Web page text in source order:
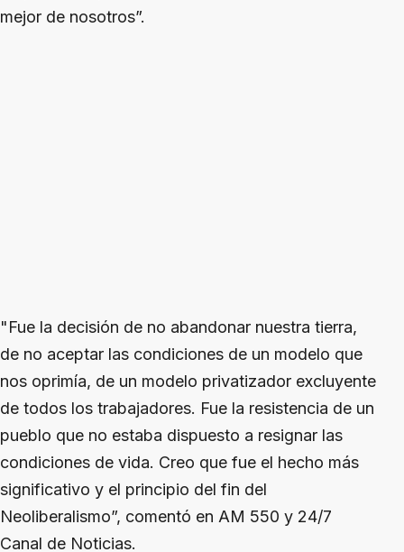
mejor de nosotros”.
"Fue la decisión de no abandonar nuestra tierra,
de no aceptar las condiciones de un modelo que
nos oprimía, de un modelo privatizador excluyente
de todos los trabajadores. Fue la resistencia de un
pueblo que no estaba dispuesto a resignar las
condiciones de vida. Creo que fue el hecho más
significativo y el principio del fin del
Neoliberalismo”, comentó en AM 550 y 24/7
Canal de Noticias.